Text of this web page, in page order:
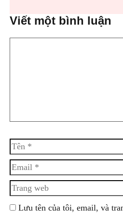
Viết một bình luận
Tên
Lưu tên của tôi, email, và